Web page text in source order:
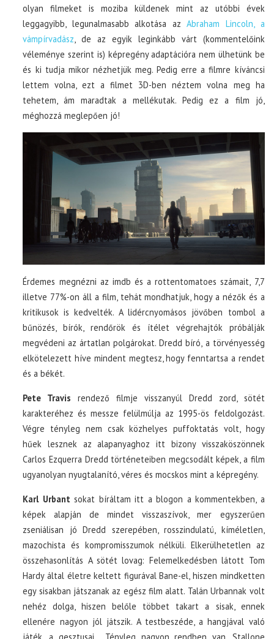
olyan filmeket is moziba küldenek mint az utóbbi évek
leggagyibb, legunalmasabb alkotása azAbraham Lincoln, a
vámpírvadász, de az egyik leginkább várt (kommentelőink
véleménye szerint is) képregény adaptációra nem ülhetünk be
és ki tudja mikor nézhetjük meg. Pedig erre a filmre kíváncsi
lettem volna, ezt a filmet 3D-ben néztem volna meg ha
tehetem, ám maradtak a mellékutak. Pedig ez a film jó,
méghozzá meglepően jó!
Érdemes megnézni az imdb és a rottentomatoes számait, 7,7
illetve 77%-on áll a film, tehát mondhatjuk, hogy a nézők és a
kritikusok is kedvelték. A lidércnyomásos jövőben tombol a
bűnözés, bírók, rendőrök és ítélet végrehajtók próbálják
megvédeni az ártatlan polgárokat. Dredd bíró, a törvényesség
elkötelezett híve mindent megtesz, hogy fenntartsa a rendet
és a békét.
Pete Travis rendező filmje visszanyúl Dredd zord, sötét
karakteréhez és messze felülmúlja az 1995-ös feldolgozást.
Végre tényleg nem csak közhelyes puffoktatás volt, hogy
hűek lesznek az alapanyaghoz itt bizony visszaköszönnek
Carlos Ezquerra Dredd történeteiben megcsodált képek, a film
ugyanolyan nyugtalanító, véres és mocskos mint a képregény.
Karl Urbant sokat bíráltam itt a blogon a kommentekben, a
képek alapján de mindet visszaszívok, mer egyszerűen
zseniálisan jó Dredd szerepében, rosszindulatú, kíméletlen,
mazochista és kompromisszumok nélküli. Elkerülhetetlen az
összehasonlítás A sötét lovag: Felemelkedésben látott Tom
Hardy által életre keltett figurával Bane-el, hiszen mindketten
egy sisakban játszanak az egész film alatt. Talán Urbannak volt
nehéz dolga, hiszen belőle többet takart a sisak, ennek
ellenére nagyon jól játszik. A testbeszéde, a hangjával való
játék, a gesztusai… Tényleg nagyon rendben van, Stallone